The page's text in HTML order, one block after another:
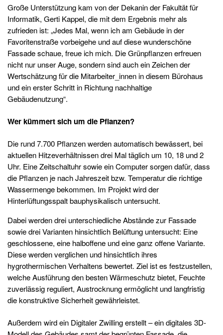
Große Unterstützung kam von der Dekanin der Fakultät für
Informatik, Gerti Kappel, die mit dem Ergebnis mehr als
zufrieden ist: „Jedes Mal, wenn ich am Gebäude in der
Favoritenstraße vorbeigehe und auf diese wunderschöne
Fassade schaue, freue ich mich. Die Grünpflanzen erfreuen
nicht nur unser Auge, sondern sind auch ein Zeichen der
Wertschätzung für die Mitarbeiter_innen in diesem Bürohaus
und ein erster Schritt in Richtung nachhaltige
Gebäudenutzung“.
Wer kümmert sich um die Pflanzen?
Die rund 7.700 Pflanzen werden automatisch bewässert, bei
aktuellen Hitzeverhältnissen drei Mal täglich um 10, 18 und 2
Uhr. Eine Zeitschaltuhr sowie ein Computer sorgen dafür, dass
die Pflanzen je nach Jahreszeit bzw. Temperatur die richtige
Wassermenge bekommen. Im Projekt wird der
Hinterlüftungsspalt bauphysikalisch untersucht.
Dabei werden drei unterschiedliche Abstände zur Fassade
sowie drei Varianten hinsichtlich Belüftung untersucht: Eine
geschlossene, eine halboffene und eine ganz offene Variante.
Diese werden verglichen und hinsichtlich ihres
hygrothermischen Verhaltens bewertet. Ziel ist es festzustellen,
welche Ausführung den besten Wärmeschutz bietet, Feuchte
zuverlässig reguliert, Austrocknung ermöglicht und langfristig
die konstruktive Sicherheit gewährleistet.
Außerdem wird ein Digitaler Zwilling erstellt – ein digitales 3D-